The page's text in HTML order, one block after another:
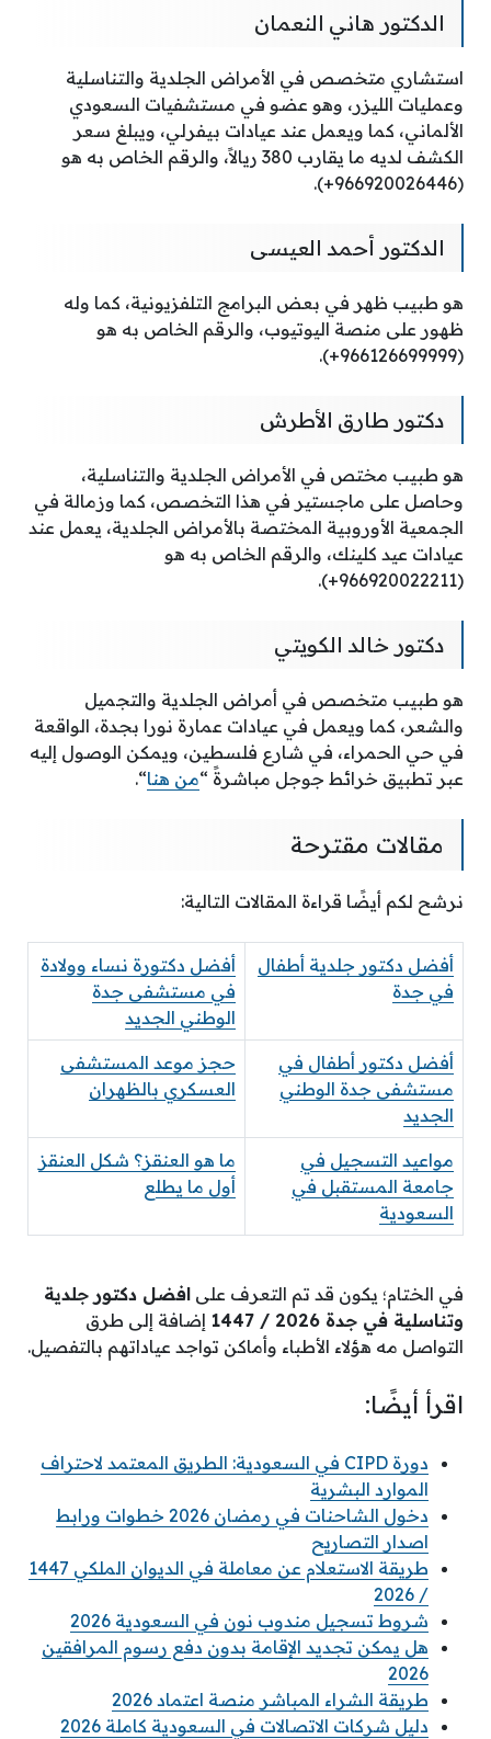
الدكتور هاني النعمان
استشاري متخصص في الأمراض الجلدية والتناسلية
وعمليات الليزر، وهو عضو في مستشفيات السعودي
الألماني، كما ويعمل عند عيادات بيفرلي، ويبلغ سعر
الكشف لديه ما يقارب 380 ريالاً، والرقم الخاص به هو
(966920026446+).
الدكتور أحمد العيسى
هو طبيب ظهر في بعض البرامج التلفزيونية، كما وله
ظهور على منصة اليوتيوب، والرقم الخاص به هو
(966126699999+).
دكتور طارق الأطرش
هو طبيب مختص في الأمراض الجلدية والتناسلية،
وحاصل على ماجستير في هذا التخصص، كما وزمالة في
الجمعية الأوروبية المختصة بالأمراض الجلدية، يعمل عند
عيادات عيد كلينك، والرقم الخاص به هو
(966920022211+).
دكتور خالد الكويتي
هو طبيب متخصص في أمراض الجلدية والتجميل
والشعر، كما ويعمل في عيادات عمارة نورا بجدة، الواقعة
في حي الحمراء، في شارع فلسطين، ويمكن الوصول إليه
عبر تطبيق خرائط جوجل مباشرةً “من هنا“.
مقالات مقترحة
نرشح لكم أيضًا قراءة المقالات التالية:
أفضل دكتور جلدية أطفال
في جدة
أفضل دكتورة نساء وولادة
في مستشفى جدة
الوطني الجديد
أفضل دكتور أطفال في
مستشفى جدة الوطني
الجديد
حجز موعد المستشفى
العسكري بالظهران
مواعيد التسجيل في
جامعة المستقبل في
السعودية
ما هو العنقز؟ شكل العنقز
أول ما يطلع
في الختام؛ يكون قد تم التعرف على افضل دكتور جلدية
وتناسلية في جدة 2026 / 1447
إضافة إلى طرق
التواصل مه هؤلاء الأطباء وأماكن تواجد عياداتهم بالتفصيل.
اقرأ أيضًا:
دورة CIPD في السعودية: الطريق المعتمد لاحتراف
الموارد البشرية
دخول الشاحنات في رمضان 2026 خطوات ورابط
اصدار التصاريح
طريقة الاستعلام عن معاملة في الديوان الملكي 1447
/ 2026
شروط تسجيل مندوب نون في السعودية 2026
هل يمكن تجديد الإقامة بدون دفع رسوم المرافقين
2026
طريقة الشراء المباشر منصة اعتماد 2026
دليل شركات الاتصالات في السعودية كاملة 2026